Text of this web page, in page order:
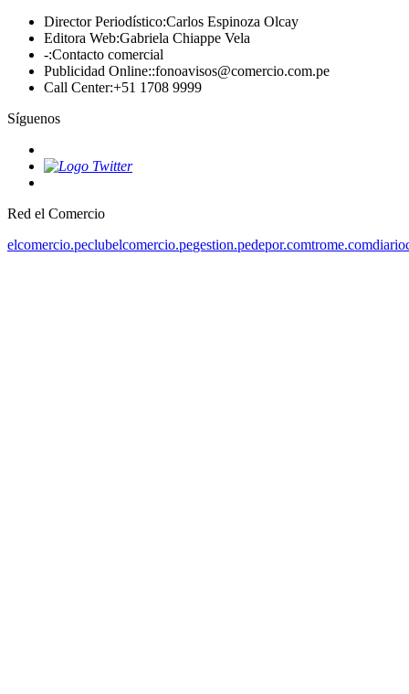
Director Periodístico:Carlos Espinoza Olcay
Editora Web:Gabriela Chiappe Vela
-:Contacto comercial
Publicidad Online::fonoavisos@comercio.com.pe
Call Center:+51 1708 9999
Síguenos
Red el Comercio
elcomercio.peclubelcomercio.pegestion.pedepor.comtrome.com